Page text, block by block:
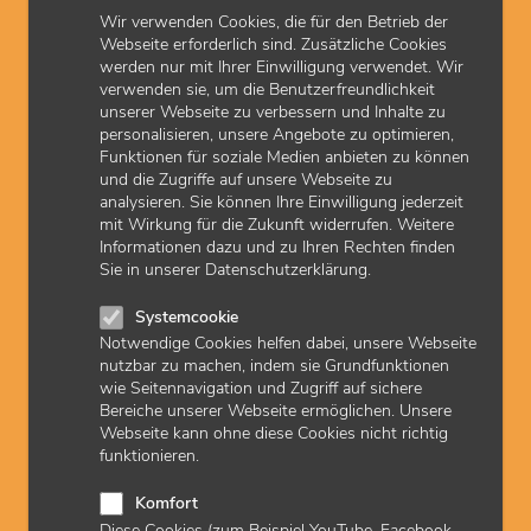
Wir verwenden Cookies, die für den Betrieb der
Webseite erforderlich sind. Zusätzliche Cookies
werden nur mit Ihrer Einwilligung verwendet. Wir
verwenden sie, um die Benutzerfreundlichkeit
unserer Webseite zu verbessern und Inhalte zu
personalisieren, unsere Angebote zu optimieren,
Funktionen für soziale Medien anbieten zu können
und die Zugriffe auf unsere Webseite zu
analysieren. Sie können Ihre Einwilligung jederzeit
mit Wirkung für die Zukunft widerrufen. Weitere
Informationen dazu und zu Ihren Rechten finden
Sie in unserer Datenschutzerklärung.
Systemcookie
Notwendige Cookies helfen dabei, unsere Webseite
nutzbar zu machen, indem sie Grundfunktionen
wie Seitennavigation und Zugriff auf sichere
Bereiche unserer Webseite ermöglichen. Unsere
Webseite kann ohne diese Cookies nicht richtig
funktionieren.
Komfort
Quereinsteiger aus der Allgemeinmedizin sind herzlich
willkommen!Vollzeitstelle;
6950 Biete
Wetteraukreis
06.07.2026
Wir suchen zum nächstmöglichen Zeitpunkt eine/n
ALLGEMEINMEDIZIN oder ORTHOPÄDIE und
UNFALLCHIRURGIE (m/w/d) in TEILZEIT. Unsere
moderne Praxis für ORTHOPÄDIE und
UNFALLCHIRURGIE in Nidda verfügt über eine 24-
monatige Weiterbildungsermächtigung und bietet das
WEITERE FACH MIT UNMITTELBARER
PATIENTENVERSORGUNG im Rahmen der
Weiterbildung Allgemeinmedizin. Sie erwerben
umfassende und fundierte Kenntnisse in der Diagnostik
und Therapie akuter und chronischer Erkrankungen des